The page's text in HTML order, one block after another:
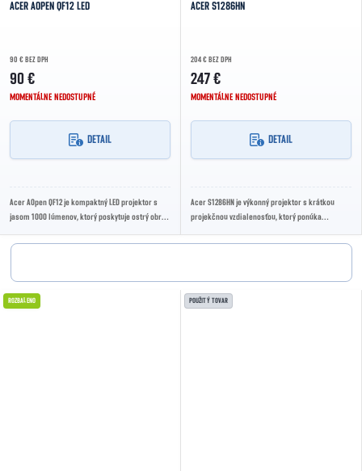
ACER AOPEN QF12 LED
90 € BEZ DPH
90 €
MOMENTÁLNE NEDOSTUPNÉ
DETAIL
Acer AOpen QF12 je kompaktný LED projektor s
jasom 1000 lúmenov, ktorý poskytuje ostrý obraz
ACER S1286HN
204 € BEZ DPH
247 €
MOMENTÁLNE NEDOSTUPNÉ
DETAIL
Acer S1286HN je výkonný projektor s krátkou
projekčnou vzdialenosťou, ktorý ponúka
Ideálny...
ROZBALENO POUŽITÝ TOVAR